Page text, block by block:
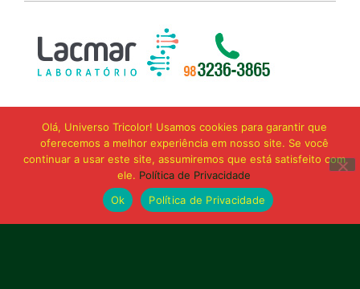
Olá, Universo Tricolor! Usamos cookies para garantir que
oferecemos a melhor experiência em nosso site. Se você
continuar a usar este site, assumiremos que está satisfeito com
ele. Política de Privacidade
Ok
Política de Privacidade